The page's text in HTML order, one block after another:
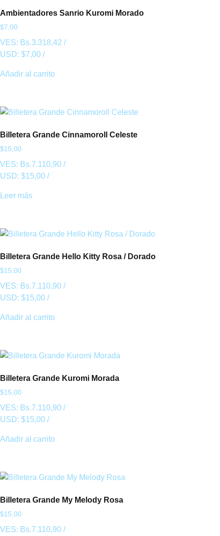
Ambientadores Sanrio Kuromi Morado
$7,00
VES: Bs.3.318,42 /
USD: $7,00 /
Añadir al carrito
Billetera Grande Cinnamoroll Celeste
$15,00
VES: Bs.7.110,90 /
USD: $15,00 /
Leer más
Billetera Grande Hello Kitty Rosa / Dorado
$15,00
VES: Bs.7.110,90 /
USD: $15,00 /
Añadir al carrito
Billetera Grande Kuromi Morada
$15,00
VES: Bs.7.110,90 /
USD: $15,00 /
Añadir al carrito
Billetera Grande My Melody Rosa
$15,00
VES: Bs.7.110,90 /